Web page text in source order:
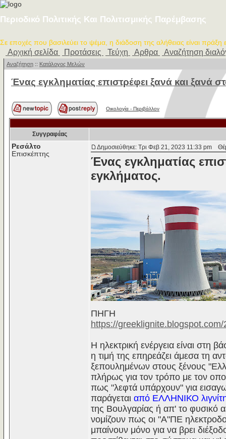
Περιοδικό Πολιτικής Και Πολιτισμικής Παρέμβασης
Σε εποχές που βασιλεύει το ψέμα, η διάδοση της αλήθειας είναι πράξη
Αρχική σελίδα Προτάσεις Τεύχη Αρθρα Αναζήτηση
Αναζήτηση :: Κατάλογος Μελών
Ένας εγκληματίας επιστρέφει ξανά και ξανά
Οικολογία - Περιβάλλον
Συγγραφέας
Ρεσάλτο
Επισκέπτης
Δημοσιεύθηκε: Τρι Φεβ 21, 2023 11:33 pm
Ένας εγκληματίας
εγκλήματος.
ΠΗΓΗ
https://
Η ηλεκτρική ενέργεια είναι στη
η τιμή της επηρεάζει άμεσα τη
ξεπουλημένων στους ξένους
πλήρως για τον τρόπο με τον
πως "λεφτά υπάρχουν" για
παράγεται από ΕΛΛΗΝΙΚΟ
της Βουλγαρίας ή απ' το φυσικό
νομίζουν πως οι "Α"ΠΕ
μπαίνουν μόνο για να βρει